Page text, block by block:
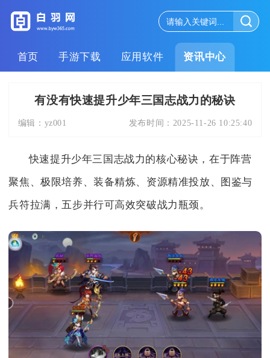
首页 手游下载 应用软件 资讯中心
有没有快速提升少年三国志战力的秘诀
编辑： yz001 发布时间： 2025-11-26 10:25:40
快速提升少年三国志战力的核心秘诀，在于阵营
聚焦、极限培养、装备精炼、资源精准投放、图鉴与
兵符拉满，五步并行可高效突破战力瓶颈。